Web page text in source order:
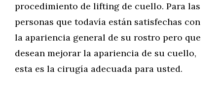
procedimiento de lifting de cuello. Para las
personas que todavía están satisfechas con
la apariencia general de su rostro pero que
desean mejorar la apariencia de su cuello,
esta es la cirugía adecuada para usted.